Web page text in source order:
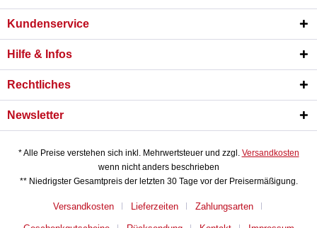
Kundenservice
Hilfe & Infos
Rechtliches
Newsletter
* Alle Preise verstehen sich inkl. Mehrwertsteuer und zzgl. Versandkosten
wenn nicht anders beschrieben
** Niedrigster Gesamtpreis der letzten 30 Tage vor der Preisermäßigung.
Versandkosten Lieferzeiten Zahlungsarten